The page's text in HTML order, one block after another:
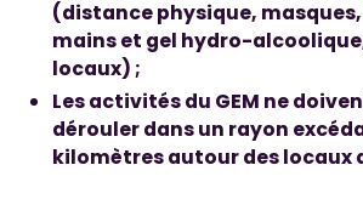
(distance physique,
mains et gel hydro-
locaux) ;
Les activités du GEM ne
dérouler dans un rayon
kilomètres autour des locaux